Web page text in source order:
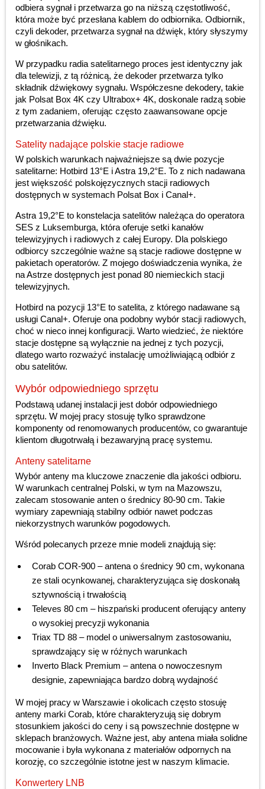
odbiera sygnał i przetwarza go na niższą częstotliwość,
która może być przesłana kablem do odbiornika. Odbiornik,
czyli dekoder, przetwarza sygnał na dźwięk, który słyszymy
w głośnikach.
W przypadku radia satelitarnego proces jest identyczny jak
dla telewizji, z tą różnicą, że dekoder przetwarza tylko
składnik dźwiękowy sygnału. Współczesne dekodery, takie
jak Polsat Box 4K czy Ultrabox+ 4K, doskonale radzą sobie
z tym zadaniem, oferując często zaawansowane opcje
przetwarzania dźwięku.
Satelity nadające polskie stacje radiowe
W polskich warunkach najważniejsze są dwie pozycje
satelitarne: Hotbird 13°E i Astra 19,2°E. To z nich nadawana
jest większość polskojęzycznych stacji radiowych
dostępnych w systemach Polsat Box i Canal+.
Astra 19,2°E to konstelacja satelitów należąca do operatora
SES z Luksemburga, która oferuje setki kanałów
telewizyjnych i radiowych z całej Europy. Dla polskiego
odbiorcy szczególnie ważne są stacje radiowe dostępne w
pakietach operatorów. Z mojego doświadczenia wynika, że
na Astrze dostępnych jest ponad 80 niemieckich stacji
telewizyjnych.
Hotbird na pozycji 13°E to satelita, z którego nadawane są
usługi Canal+. Oferuje ona podobny wybór stacji radiowych,
choć w nieco innej konfiguracji. Warto wiedzieć, że niektóre
stacje dostępne są wyłącznie na jednej z tych pozycji,
dlatego warto rozważyć instalację umożliwiającą odbiór z
obu satelitów.
Wybór odpowiedniego sprzętu
Podstawą udanej instalacji jest dobór odpowiedniego
sprzętu. W mojej pracy stosuję tylko sprawdzone
komponenty od renomowanych producentów, co gwarantuje
klientom długotrwałą i bezawaryjną pracę systemu.
Anteny satelitarne
Wybór anteny ma kluczowe znaczenie dla jakości odbioru.
W warunkach centralnej Polski, w tym na Mazowszu,
zalecam stosowanie anten o średnicy 80-90 cm. Takie
wymiary zapewniają stabilny odbiór nawet podczas
niekorzystnych warunków pogodowych.
Wśród polecanych przeze mnie modeli znajdują się:
Corab COR-900 – antena o średnicy 90 cm, wykonana
ze stali ocynkowanej, charakteryzująca się doskonałą
sztywnością i trwałością
Televes 80 cm – hiszpański producent oferujący anteny
o wysokiej precyzji wykonania
Triax TD 88 – model o uniwersalnym zastosowaniu,
sprawdzający się w różnych warunkach
Inverto Black Premium – antena o nowoczesnym
designie, zapewniająca bardzo dobrą wydajność
W mojej pracy w Warszawie i okolicach często stosuję
anteny marki Corab, które charakteryzują się dobrym
stosunkiem jakości do ceny i są powszechnie dostępne w
sklepach branżowych. Ważne jest, aby antena miała solidne
mocowanie i była wykonana z materiałów odpornych na
korozję, co szczególnie istotne jest w naszym klimacie.
Konwertery LNB